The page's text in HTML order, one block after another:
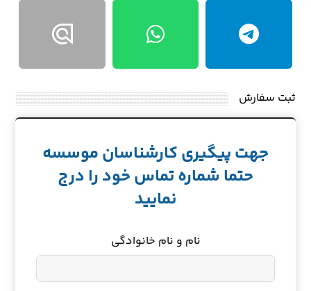
ثبت سفارش
جهت پیگیری کارشناسان موسسه
حتما شماره تماس خود را درج
نمایید
نام و نام خانوادگی